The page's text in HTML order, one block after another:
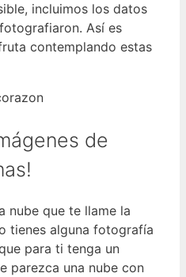
incluimos los datos
Así es
contemplando estas
de
nube que te llame la
tienes alguna fotografía
para ti tenga un
parezca una nube con